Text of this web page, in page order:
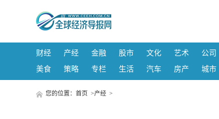
财经 产经 金融 股市 文化 艺术 公司
美食
策略 专栏 生活 汽车 房产 城市
您的位置： 首页 >产经 >